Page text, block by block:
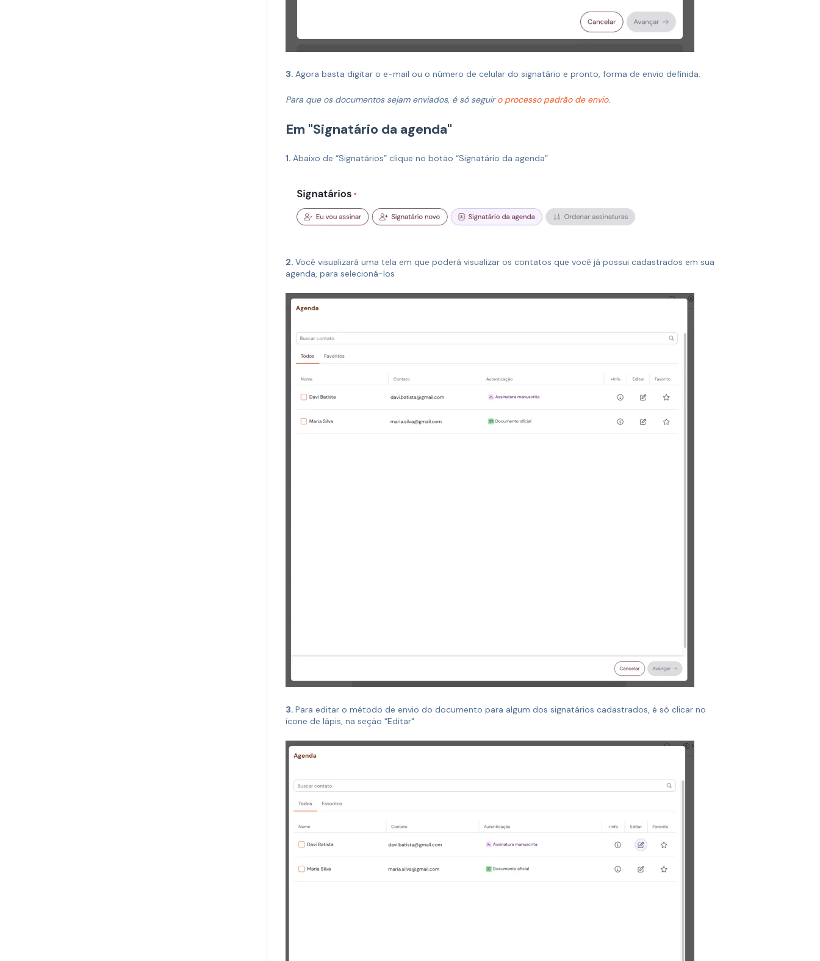
3. Agora basta digitar o e-mail ou o número de celular do signatário e pronto, forma de envio definida.
Para que os documentos sejam enviados, é só seguiro processo padrão de envio.
Em "Signatário da agenda"
1. Abaixo de “Signatários” clique no botão “Signatário da agenda”
2. Você visualizará uma tela em que poderá visualizar os contatos que você já possui cadastrados em sua
agenda, para selecioná-los
3. Para editar o método de envio do documento para algum dos signatários cadastrados, é só clicar no
ícone de lápis, na seção “Editar"